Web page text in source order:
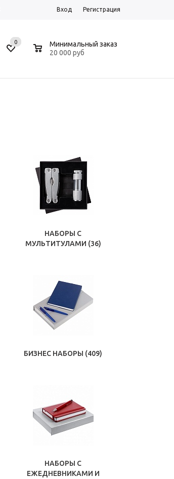
Вход Регистрация
0
Минимальный заказ
20 000 руб
НАБОРЫ С
МУЛЬТИТУЛАМИ (36)
БИЗНЕС НАБОРЫ (409)
НАБОРЫ С
ЕЖЕДНЕВНИКАМИ И